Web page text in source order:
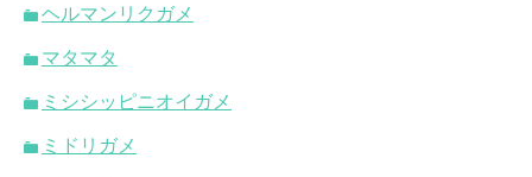
ヘルマンリクガメ
マタマタ
ミシシッピニオイガメ
ミドリガメ